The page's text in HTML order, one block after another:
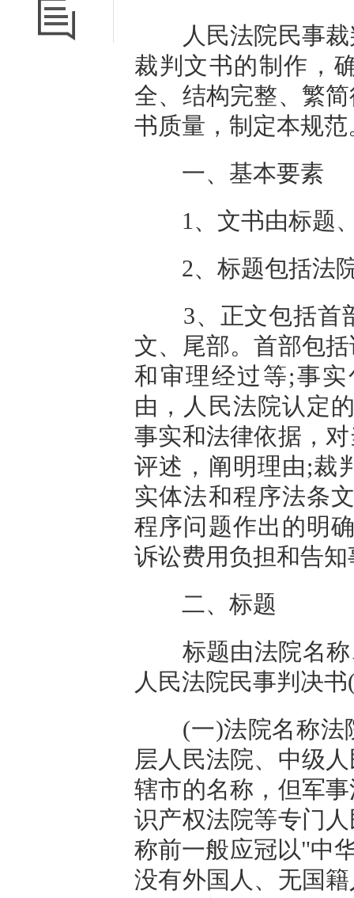
人民法院民事裁
裁判文书的制作，
全、结构完整、繁
书质量，制定本规范
一、基本要素
1、文书由标题、
2、标题包括法院
3、正文包括首部
文、尾部。首部包
和审理经过等;事
由，人民法院认定
事实和法律依据，
评述，阐明理由;裁
实体法和程序法条
程序问题作出的明
诉讼费用负担和告
二、标题
标题由法院名称
人民法院民事判决
(一)法院名称法
层人民法院、中级
辖市的名称，但军
识产权法院等专门
称前一般应冠以"中
没有外国人、无国